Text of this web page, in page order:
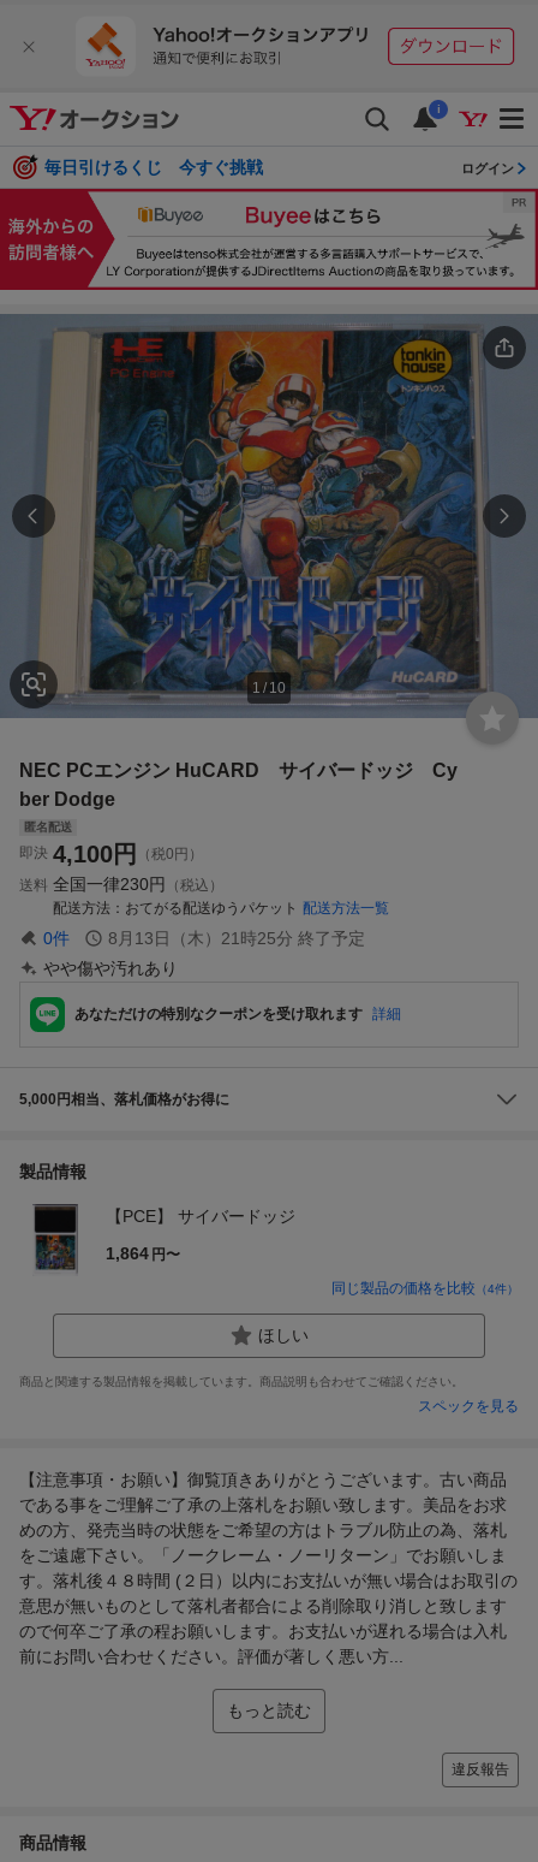
i
毎日引けるくじ 今すぐ挑戦 ログイン
1 / 10
NEC PCエンジン HuCARD サイバードッジ Cy
ber Dodge
匿名配送
即決 4,100円
（税0円）
送料 全国一律230円
（税込）
配送方法
おてがる配送ゆうパケット 配送方法一覧
0件 8月13日（木）21時25分 終了予定
やや傷や汚れあり
あなただけの特別なクーポンを受け取れます 詳細
5,000円相当、落札価格がお得に
製品情報
【PCE】 サイバードッジ
1,864 円〜
同じ製品の価格を比較 （4件）
ほしい
商品と関連する製品情報を掲載しています。商品説明も合わせてご確認ください。
スペックを見る
【注意事項・お願い】御覧頂きありがとうございます。古い商品
である事をご理解ご了承の上落札をお願い致します。美品をお求
めの方、発売当時の状態をご希望の方はトラブル防止の為、落札
をご遠慮下さい。「ノークレーム・ノーリターン」でお願いしま
す。落札後４８時間 (２日）以内にお支払いが無い場合はお取引の
意思が無いものとして落札者都合による削除取り消しと致します
ので何卒ご了承の程お願いします。お支払いが遅れる場合は入札
前にお問い合わせください。評価が著しく悪い方...
もっと読む
違反報告
商品情報